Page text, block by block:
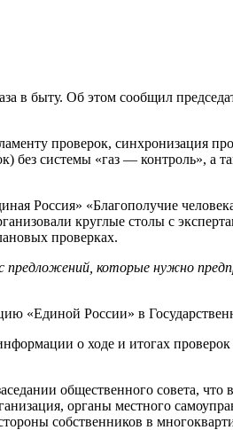
в быту. Об этом сообщил
проверок, синхронизация
без системы «газ — контроль», а
Россия» «Благополучие
круглые столы с
проверках.
предложений, которые нужно
«Единой России» в
о ходе и итогах проверок
общественного совета, что
органы местного
собственников в